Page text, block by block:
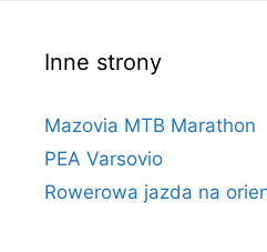
Inne strony
Mazovia MTB Marathon
PEA Varsovio
Rowerowa jazda na